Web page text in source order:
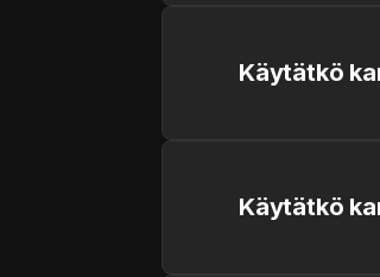
Käytätkö
Käytätkö